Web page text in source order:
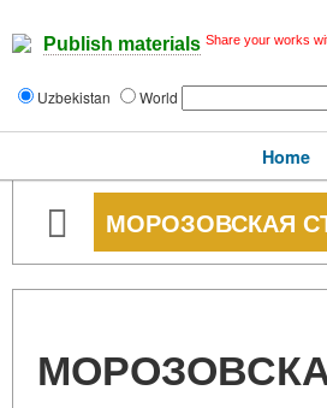
Publish materials Share your works
Uzbekistan World
Home
МОРОЗОВСКАЯ